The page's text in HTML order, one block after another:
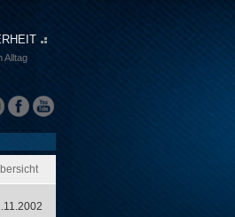
Alltag